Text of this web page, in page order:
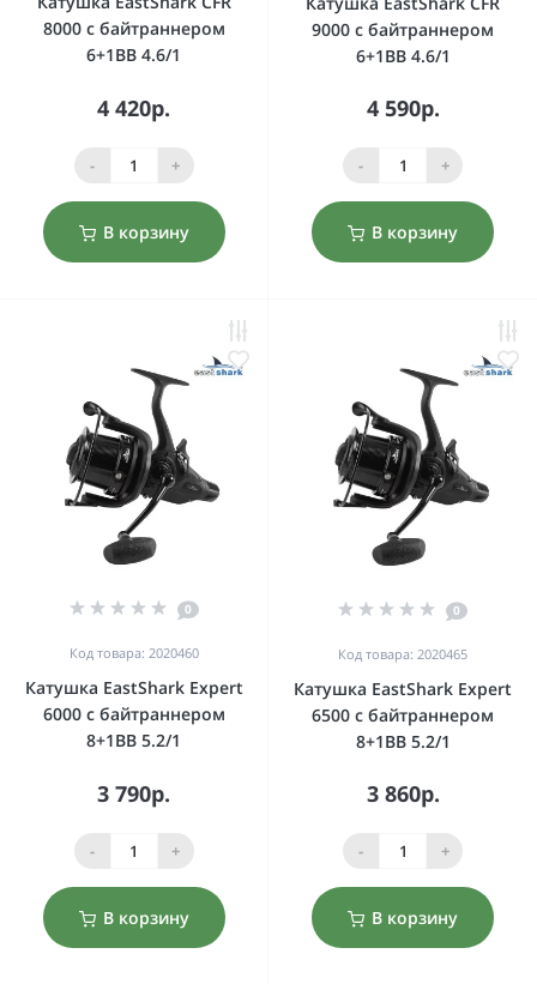
8000 с байтраннером
6+1BB 4.6/1
4 420р.
- +
В корзину
9000 с байтраннером
6+1BB 4.6/1
4 590р.
- +
В корзину
0
Код товара: 2020460
Катушка EastShark Expert
6000 с байтраннером
8+1BB 5.2/1
3 790р.
- +
В корзину
0
Код товара: 2020465
Катушка EastShark Expert
6500 с байтраннером
8+1BB 5.2/1
3 860р.
- +
В корзину